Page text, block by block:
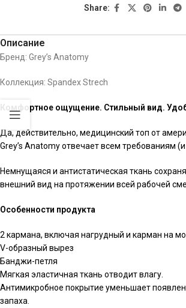
Share:
Описание
Бренд: Grey’s Anatomy
Коллекция: Spandex Strech
Комфортное ощущение. Стильный вид.
Да, действительно, медицинский топ от
Grey’s Anatomy отвечает всем требованиям
Немнущаяся и антистатическая ткань
внешний вид на протяжении всей рабочей
Особенности продукта
2 кармана, включая нагрудный и карман на
V-образный вырез
Банджи-петля
Мягкая эластичная ткань отводит влагу.
Антимикробное покрытие уменьшает
запаха.